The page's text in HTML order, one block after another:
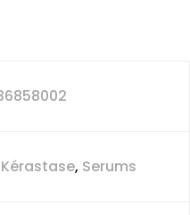
Kérastase, Serums